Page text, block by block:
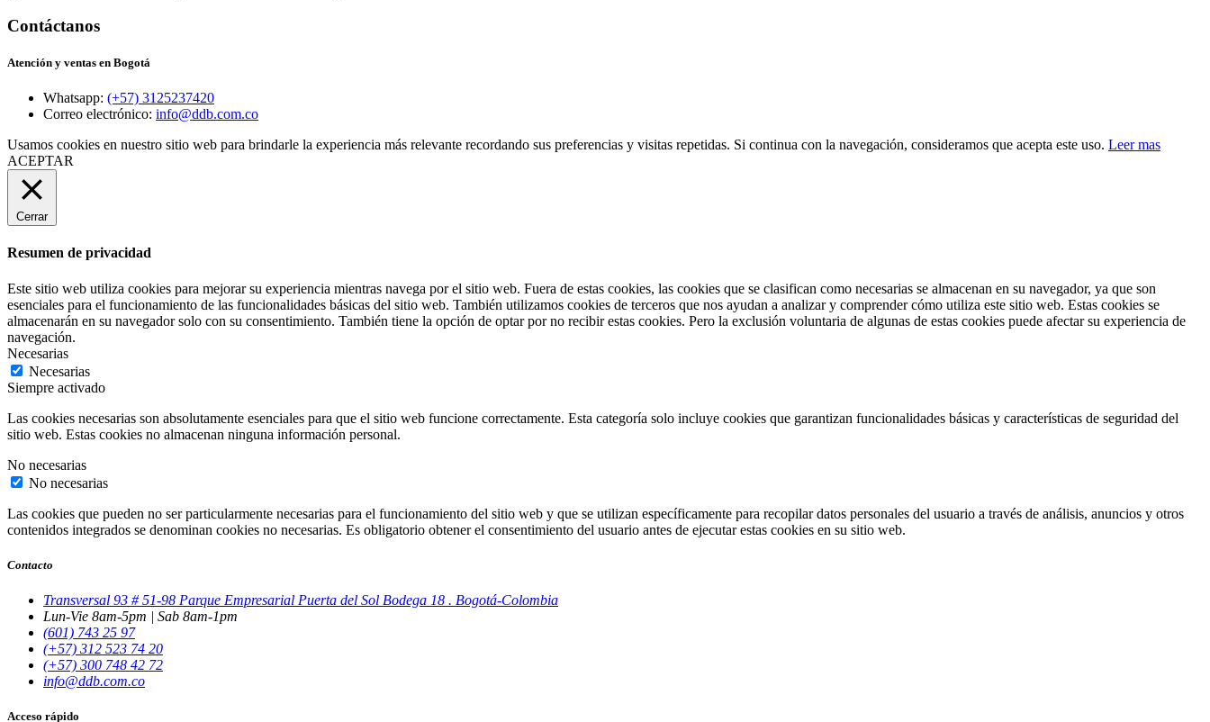
Contáctanos
Atención y ventas en Bogotá
Whatsapp: (+57) 3125237420
Correo electrónico: info@ddb.com.co
Usamos cookies en nuestro sitio web para brindarle la experiencia más relevante recordando sus preferencias y visitas repetidas. Si continua con la navegación, consideramos que acepta este uso. Leer mas
ACEPTAR
Cerrar
Resumen de privacidad
Este sitio web utiliza cookies para mejorar su experiencia mientras navega por el sitio web. Fuera de estas cookies, las cookies que se clasifican como necesarias se almacenan en su navegador, ya que son
esenciales para el funcionamiento de las funcionalidades básicas del sitio web. También utilizamos cookies de terceros que nos ayudan a analizar y comprender cómo utiliza este sitio web. Estas cookies se
almacenarán en su navegador solo con su consentimiento. También tiene la opción de optar por no recibir estas cookies. Pero la exclusión voluntaria de algunas de estas cookies puede afectar su experiencia de
navegación.
Necesarias
Necesarias
Siempre activado
Las cookies necesarias son absolutamente esenciales para que el sitio web funcione correctamente. Esta categoría solo incluye cookies que garantizan funcionalidades básicas y características de seguridad del
sitio web. Estas cookies no almacenan ninguna información personal.
No necesarias
No necesarias
Las cookies que pueden no ser particularmente necesarias para el funcionamiento del sitio web y que se utilizan específicamente para recopilar datos personales del usuario a través de análisis, anuncios y otros
contenidos integrados se denominan cookies no necesarias. Es obligatorio obtener el consentimiento del usuario antes de ejecutar estas cookies en su sitio web.
Contacto
Transversal 93 # 51-98 Parque Empresarial Puerta del Sol Bodega 18 . Bogotá-Colombia
Lun-Vie 8am-5pm | Sab 8am-1pm
(601) 743 25 97
(+57) 312 523 74 20
(+57) 300 748 42 72
info@ddb.com.co
Acceso rápido